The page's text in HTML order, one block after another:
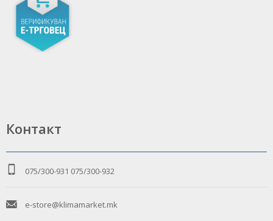
Контакт
075/300-931 075/300-932
e-store@klimamarket.mk